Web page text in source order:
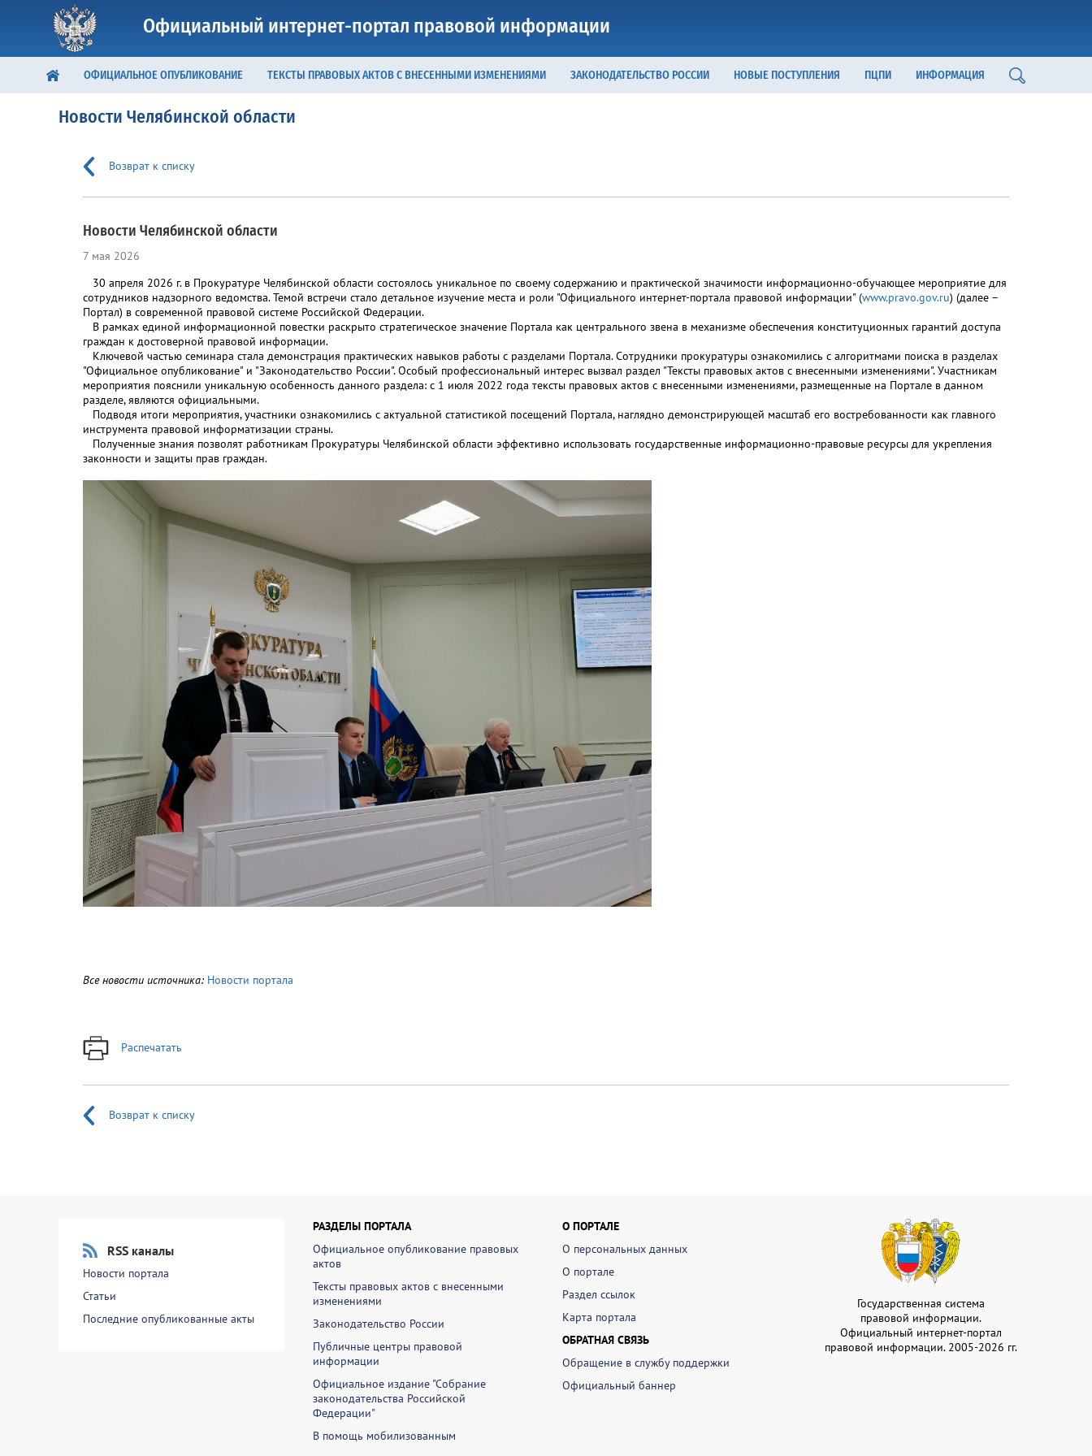
Официальный интернет-портал правовой информации
ОФИЦИАЛЬНОЕ ОПУБЛИКОВАНИЕ ТЕКСТЫ ПРАВОВЫХ АКТОВ С ВНЕСЕННЫМИ ИЗМЕНЕНИЯМИ ЗАКОНОДАТЕЛЬСТВО РОССИИ НОВЫЕ ПОСТУПЛЕНИЯ ПЦПИ ИНФОРМАЦИЯ
Новости Челябинской области
Возврат к списку
Новости Челябинской области
7 мая 2026
30 апреля 2026 г. в Прокуратуре Челябинской области состоялось уникальное по своему содержанию и практической значимости информационно-обучающее мероприятие для
сотрудников надзорного ведомства. Темой встречи стало детальное изучение места и роли "Официального интернет-портала правовой информации" (www.pravo.gov.ru) (далее –
Портал) в современной правовой системе Российской Федерации.
В рамках единой информационной повестки раскрыто стратегическое значение Портала как центрального звена в механизме обеспечения конституционных гарантий доступа
граждан к достоверной правовой информации.
Ключевой частью семинара стала демонстрация практических навыков работы с разделами Портала. Сотрудники прокуратуры ознакомились с алгоритмами поиска в разделах
"Официальное опубликование" и "Законодательство России". Особый профессиональный интерес вызвал раздел "Тексты правовых актов с внесенными изменениями". Участникам
мероприятия пояснили уникальную особенность данного раздела: с 1 июля 2022 года тексты правовых актов с внесенными изменениями, размещенные на Портале в данном
разделе, являются официальными.
Подводя итоги мероприятия, участники ознакомились с актуальной статистикой посещений Портала, наглядно демонстрирующей масштаб его востребованности как главного
инструмента правовой информатизации страны.
Полученные знания позволят работникам Прокуратуры Челябинской области эффективно использовать государственные информационно-правовые ресурсы для укрепления
законности и защиты прав граждан.
Все новости источника: Новости портала
Распечатать
Возврат к списку
RSS каналы
Новости портала
Статьи
Последние опубликованные акты
РАЗДЕЛЫ ПОРТАЛА
Официальное опубликование правовых
актов
Тексты правовых актов с внесенными
изменениями
Законодательство России
Публичные центры правовой
информации
Официальное издание "Собрание
законодательства Российской
Федерации"
В помощь мобилизованным
О ПОРТАЛЕ
О персональных данных
О портале
Раздел ссылок
Карта портала
ОБРАТНАЯ СВЯЗЬ
Обращение в службу поддержки
Официальный баннер
Государственная система
правовой информации.
Официальный интернет-портал
правовой информации. 2005-2026 гг.